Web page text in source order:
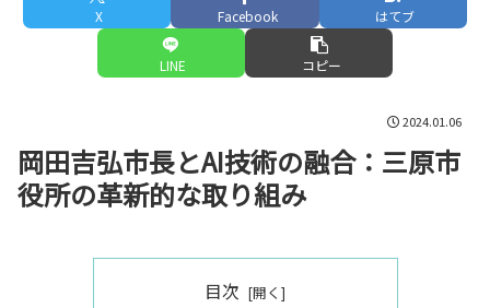
X Facebook はてブ
LINE コピー
2024.01.06
岡田吉弘市長とAI技術の融合：三原市
役所の革新的な取り組み
目次